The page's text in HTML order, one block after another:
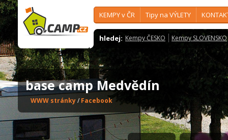
KEMPY v ČR Tipy na VÝLETY
hledej: Kempy ČESKO Kempy SLOVENSKO
base camp Medvědín
WWW stránky/ Facebook